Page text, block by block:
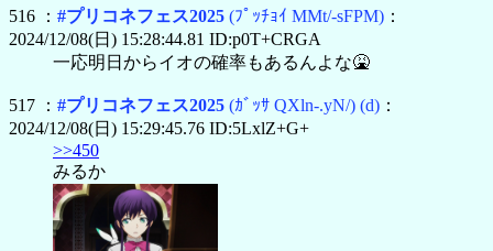
516 ： #プリコネフェス2025 (ﾌﾟｯﾁｮｲ MMt/-sFPM) ：
2024/12/08(日) 15:28:44.81 ID:p0T+CRGA
一応明日からイオの確率もあるんよな🤮
517 ： #プリコネフェス2025 (ｶﾞｯｻ QXln-.yN/) (d) ：
2024/12/08(日) 15:29:45.76 ID:5LxlZ+G+
>>450
みるか